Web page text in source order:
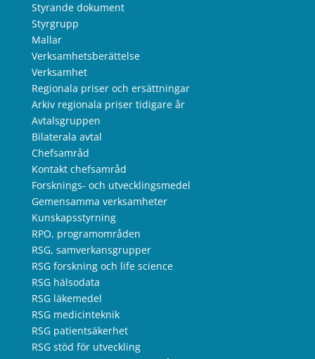
Styrande dokument
Styrgrupp
Mallar
Verksamhetsberättelse
Verksamhet
Regionala priser och ersättningar
Arkiv regionala priser tidigare år
Avtalsgruppen
Bilaterala avtal
Chefsamråd
Kontakt chefsamråd
Forsknings- och utvecklingsmedel
Gemensamma verksamheter
Kunskapsstyrning
RPO, programområden
RSG, samverkansgrupper
RSG forskning och life science
RSG hälsodata
RSG läkemedel
RSG medicinteknik
RSG patientsäkerhet
RSG stöd för utveckling